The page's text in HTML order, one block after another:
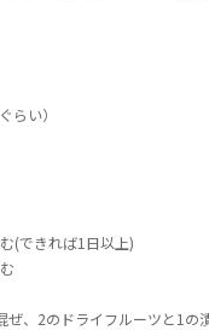
い）
(できれば1日以上)
、2のドライフルーツと1の